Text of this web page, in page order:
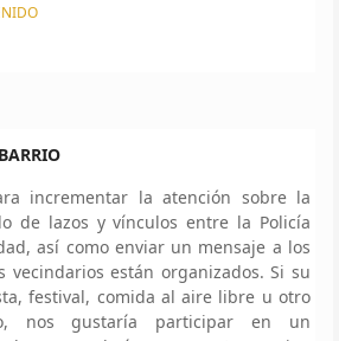
incrementar la atención sobre la
de lazos y vínculos entre la Policía
así como enviar un mensaje a los
vecindarios están organizados. Si su
festival, comida al aire libre u otro
nos gustaría participar en un